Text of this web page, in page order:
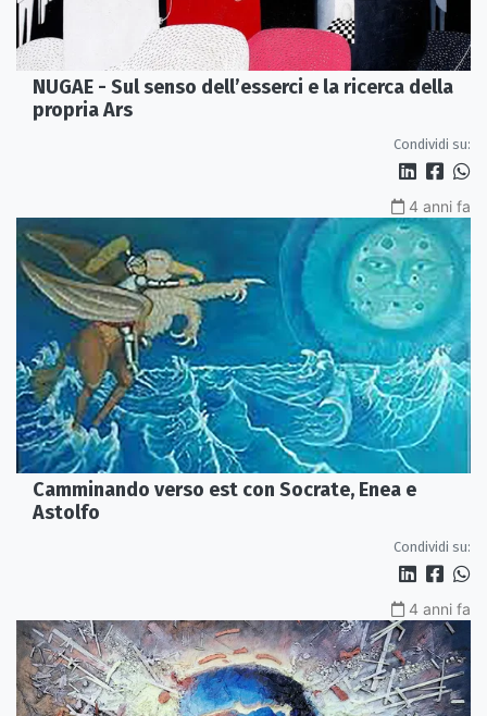
NUGAE - Sul senso dell’esserci e la ricerca della
propria Ars
Condividi su:
4 anni fa
Camminando verso est con Socrate, Enea e
Astolfo
Condividi su:
4 anni fa